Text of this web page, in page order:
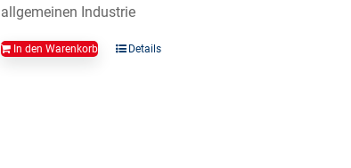
allgemeinen Industrie
In den Warenkorb Details